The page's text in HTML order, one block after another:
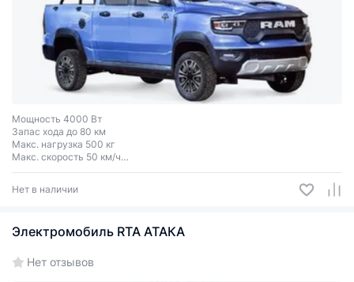
Мощность 4000 Вт
Запас хода до 80 км
Макс. нагрузка 500 кг
Макс. скорость 50 км/ч
Колеса R15
Нет в наличии
Электромобиль RTA АТАКА
Нет отзывов